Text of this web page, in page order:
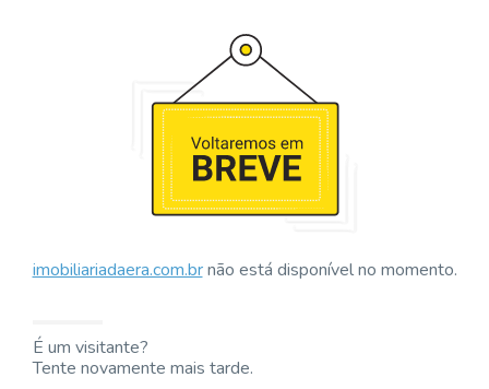
imobiliariadaera.com.brnão está disponível no momento.
É um visitante?
Tente novamente mais tarde.